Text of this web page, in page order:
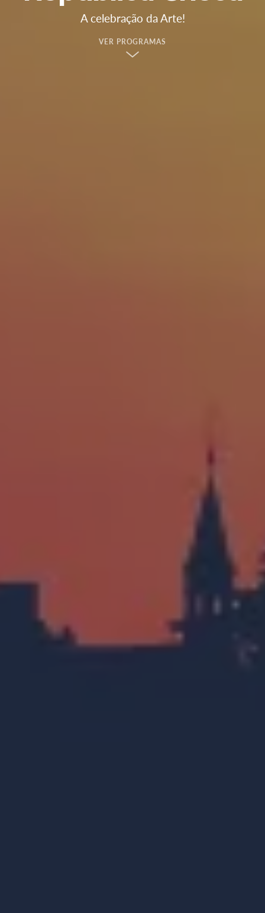
A celebração da Arte!
VER PROGRAMAS